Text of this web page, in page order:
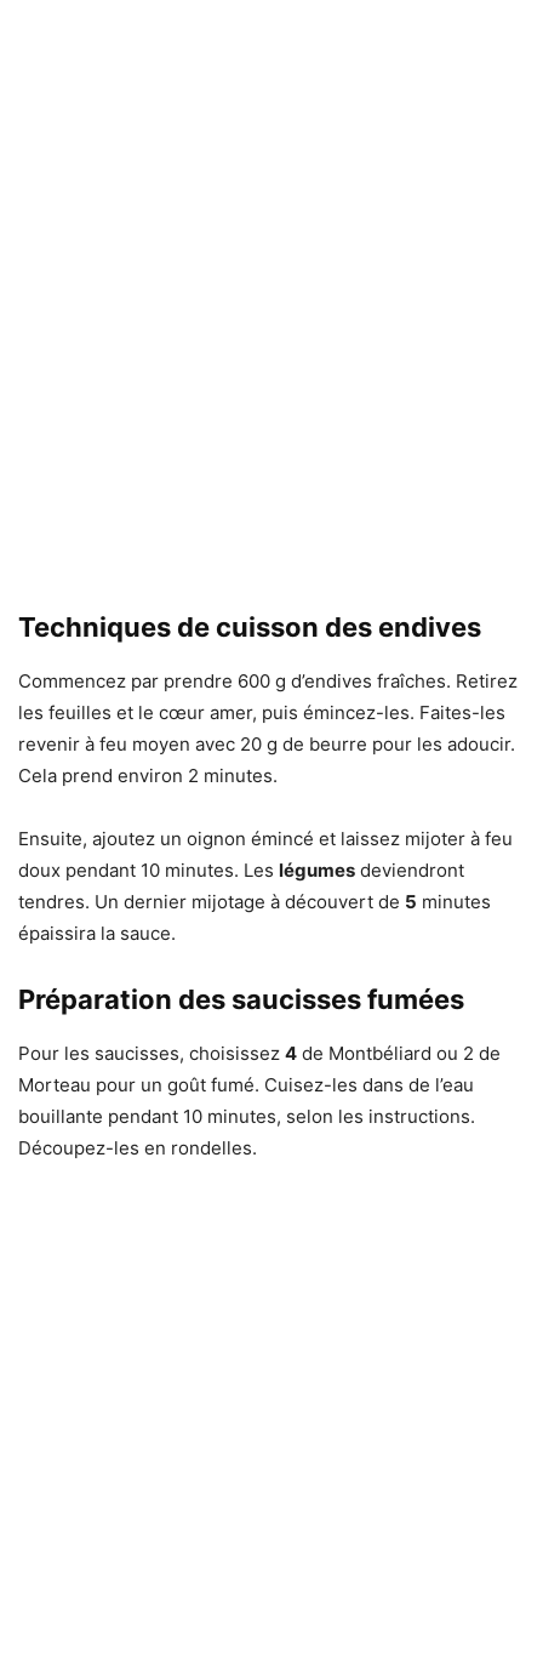
Techniques de cuisson des endives
Commencez par prendre 600 g d’endives fraîches. Retirez
les feuilles et le cœur amer, puis émincez-les. Faites-les
revenir à feu moyen avec 20 g de beurre pour les adoucir.
Cela prend environ 2 minutes.
Ensuite, ajoutez un oignon émincé et laissez mijoter à feu
doux pendant 10 minutes. Les légumes deviendront
tendres. Un dernier mijotage à découvert de 5 minutes
épaissira la sauce.
Préparation des saucisses fumées
Pour les saucisses, choisissez 4 de Montbéliard ou 2 de
Morteau pour un goût fumé. Cuisez-les dans de l’eau
bouillante pendant 10 minutes, selon les instructions.
Découpez-les en rondelles.